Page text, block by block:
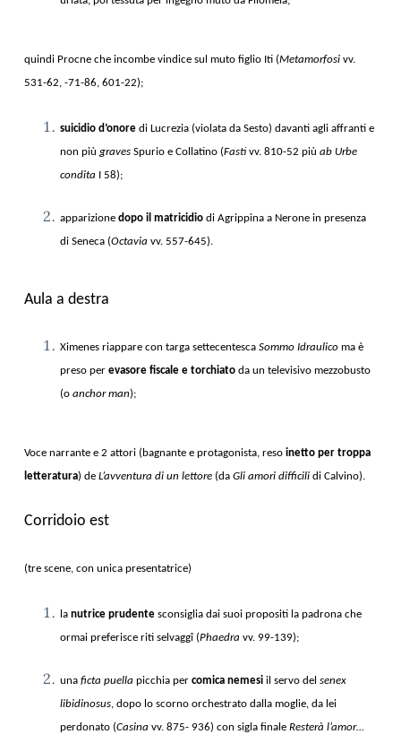
quindi Procne che incombe vindice sul muto figlio Iti (Metamorfosi vv.
531-62, -71-86, 601-22);
suicidio d’onore di Lucrezia (violata da Sesto) davanti agli affranti e
non più graves Spurio e Collatino (Fastivv. 810-52 più ab Urbe
condita I 58);
apparizione dopo il matricidio di Agrippina a Nerone in presenza
di Seneca (Octavia vv. 557-645).
Aula a destra
Ximenes riappare con targa settecentesca Sommo Idraulico ma è
preso per evasore fiscale e torchiato da un televisivo mezzobusto
(o anchor man);
Voce narrante e 2 attori (bagnante e protagonista, reso inetto per troppa
letteratura) de L’avventura di un lettore (da Gli amori difficili di Calvino).
Corridoio est
(tre scene, con unica presentatrice)
la nutrice prudente sconsiglia dai suoi propositi la padrona che
ormai preferisce riti selvaggî (Phaedra vv. 99-139);
una ficta puella picchia per comica nemesi il servo del senex
libidinosus, dopo lo scorno orchestrato dalla moglie, da lei
perdonato (Casina vv. 875- 936) con sigla finale Resterà l’amor…